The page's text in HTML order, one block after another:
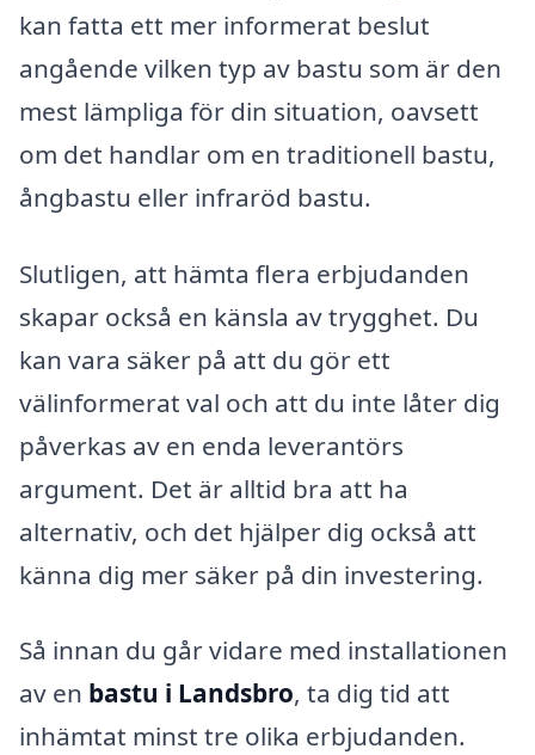
kan fatta ett mer informerat beslut
angående vilken typ av bastu som är den
mest lämpliga för din situation, oavsett
om det handlar om en traditionell bastu,
ångbastu eller infraröd bastu.
Slutligen, att hämta flera erbjudanden
skapar också en känsla av trygghet. Du
kan vara säker på att du gör ett
välinformerat val och att du inte låter dig
påverkas av en enda leverantörs
argument. Det är alltid bra att ha
alternativ, och det hjälper dig också att
känna dig mer säker på din investering.
Så innan du går vidare med installationen
av en bastu i Landsbro, ta dig tid att
inhämtat minst tre olika erbjudanden.